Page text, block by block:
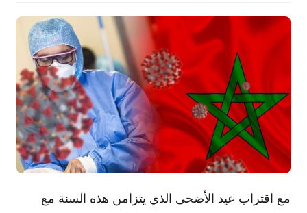
مع اقتراب عيد الأضحى الذي يتزامن هذه السنة مع